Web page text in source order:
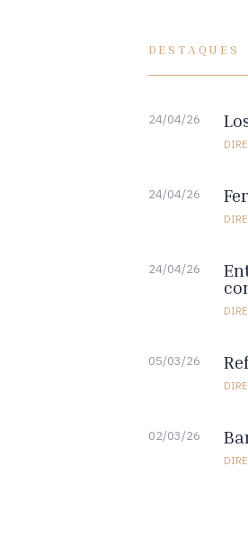
DESTAQUES
24/04/26
24/04/26
24/04/26
05/03/26
02/03/26